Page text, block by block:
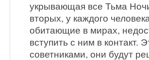
укрывающая все Тьма
вторых, у каждого
обитающие в мирах,
вступить с ним в контакт.
советниками, они будут